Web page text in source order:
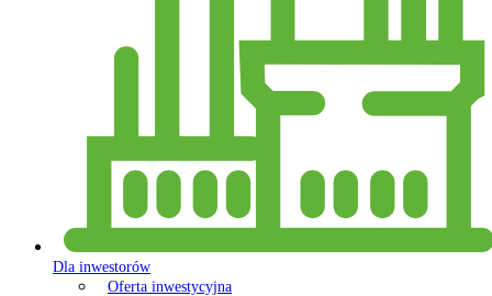
Dla inwestorów
Oferta inwestycyjna